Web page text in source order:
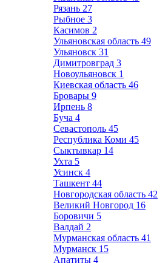
Рязань 27
Рыбное 3
Касимов 2
Ульяновская область 49
Ульяновск 31
Димитровград 3
Новоульяновск 1
Киевская область 46
Бровары 9
Ирпень 8
Буча 4
Севастополь 45
Республика Коми 45
Сыктывкар 14
Ухта 5
Усинск 4
Ташкент 44
Новгородская область 42
Великий Новгород 16
Боровичи 5
Валдай 2
Мурманская область 41
Мурманск 15
Апатиты 4